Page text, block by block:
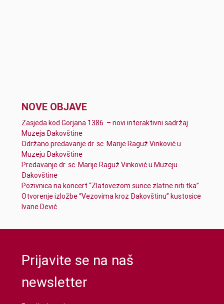
NOVE OBJAVE
Zasjeda kod Gorjana 1386. – novi interaktivni sadržaj
Muzeja Đakovštine
Održano predavanje dr. sc. Marije Raguž Vinković u
Muzeju Đakovštine
Predavanje dr. sc. Marije Raguž Vinković u Muzeju
Đakovštine
Pozivnica na koncert “Zlatovezom sunce zlatne niti tka”
Otvorenje izložbe “Vezovima kroz Đakovštinu” kustosice
Ivane Dević
Prijavite se na naš
newsletter